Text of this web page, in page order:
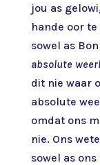
jou as
hande oor
sowel as
absolute
dit nie waar
absolute
omdat ons
nie. Ons
sowel as